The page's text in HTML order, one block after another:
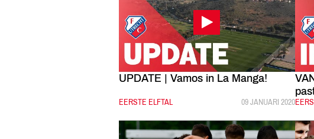
UPDATE | Vamos in La Manga!
CATEGORIE:
EERSTE ELFTAL GEPUBLICEERD:
09 JANUARI 2020